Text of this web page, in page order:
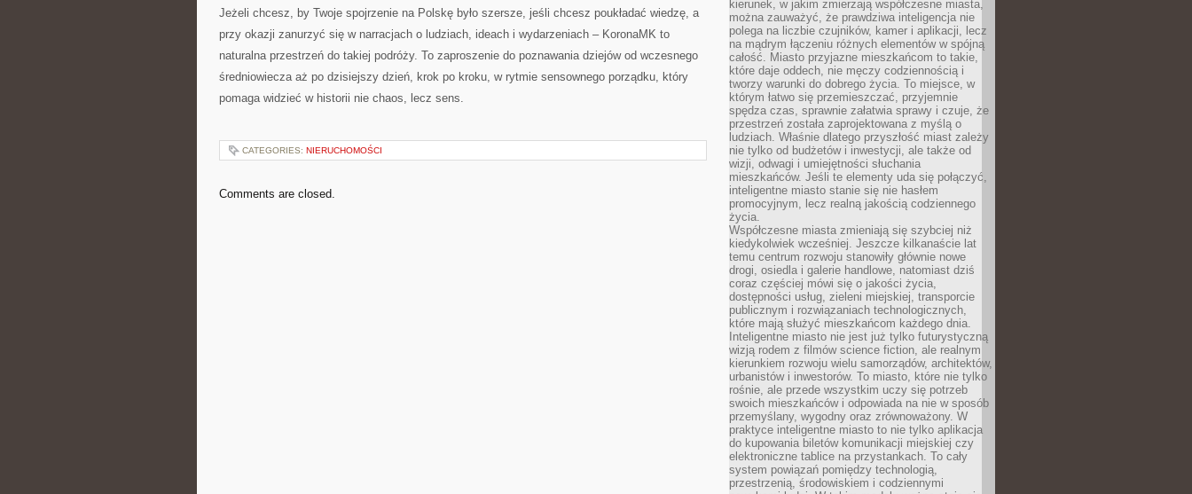
Jeżeli chcesz, by Twoje spojrzenie na Polskę było szersze, jeśli chcesz poukładać wiedzę, a
przy okazji zanurzyć się w narracjach o ludziach, ideach i wydarzeniach – KoronaMK to
naturalna przestrzeń do takiej podróży. To zaproszenie do poznawania dziejów od wczesnego
średniowiecza aż po dzisiejszy dzień, krok po kroku, w rytmie sensownego porządku, który
pomaga widzieć w historii nie chaos, lecz sens.
CATEGORIES: NIERUCHOMOŚCI
Comments are closed.
kierunek, w jakim zmierzają współczesne miasta,
można zauważyć, że prawdziwa inteligencja nie
polega na liczbie czujników, kamer i aplikacji, lecz
na mądrym łączeniu różnych elementów w spójną
całość. Miasto przyjazne mieszkańcom to takie,
które daje oddech, nie męczy codziennością i
tworzy warunki do dobrego życia. To miejsce, w
którym łatwo się przemieszczać, przyjemnie
spędza czas, sprawnie załatwia sprawy i czuje, że
przestrzeń została zaprojektowana z myślą o
ludziach. Właśnie dlatego przyszłość miast zależy
nie tylko od budżetów i inwestycji, ale także od
wizji, odwagi i umiejętności słuchania
mieszkańców. Jeśli te elementy uda się połączyć,
inteligentne miasto stanie się nie hasłem
promocyjnym, lecz realną jakością codziennego
życia.
Współczesne miasta zmieniają się szybciej niż
kiedykolwiek wcześniej. Jeszcze kilkanaście lat
temu centrum rozwoju stanowiły głównie nowe
drogi, osiedla i galerie handlowe, natomiast dziś
coraz częściej mówi się o jakości życia,
dostępności usług, zieleni miejskiej, transporcie
publicznym i rozwiązaniach technologicznych,
które mają służyć mieszkańcom każdego dnia.
Inteligentne miasto nie jest już tylko futurystyczną
wizją rodem z filmów science fiction, ale realnym
kierunkiem rozwoju wielu samorządów, architektów,
urbanistów i inwestorów. To miasto, które nie tylko
rośnie, ale przede wszystkim uczy się potrzeb
swoich mieszkańców i odpowiada na nie w sposób
przemyślany, wygodny oraz zrównoważony. W
praktyce inteligentne miasto to nie tylko aplikacja
do kupowania biletów komunikacji miejskiej czy
elektroniczne tablice na przystankach. To cały
system powiązań pomiędzy technologią,
przestrzenią, środowiskiem i codziennymi